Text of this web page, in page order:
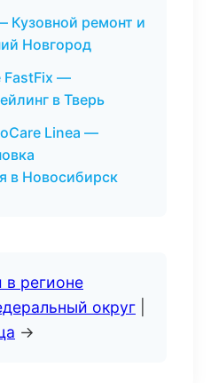
Кузовной ремонт и
Новгород
FastFix —
в Тверь
Linea —
в Новосибирск
в регионе
округ
→